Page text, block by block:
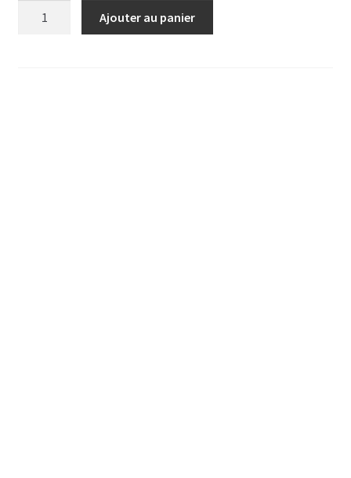
Ajouter au panier